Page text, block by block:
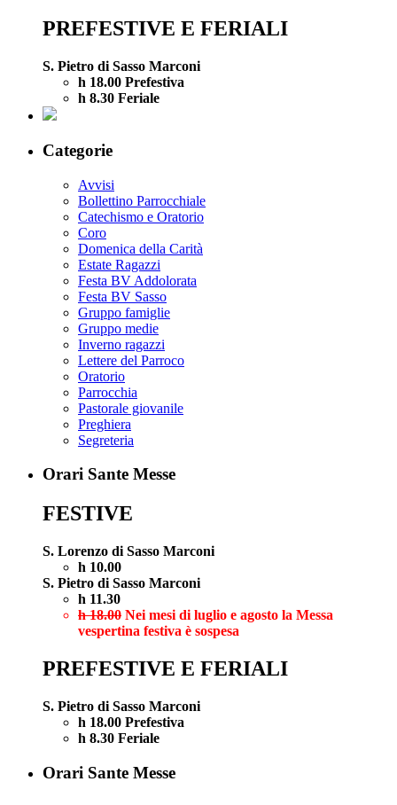
PREFESTIVE E FERIALI
S. Pietro di Sasso Marconi
h 18.00 Prefestiva
h 8.30 Feriale
Categorie
Avvisi
Bollettino Parrocchiale
Catechismo e Oratorio
Coro
Domenica della Carità
Estate Ragazzi
Festa BV Addolorata
Festa BV Sasso
Gruppo famiglie
Gruppo medie
Inverno ragazzi
Lettere del Parroco
Oratorio
Parrocchia
Pastorale giovanile
Preghiera
Segreteria
Orari Sante Messe
FESTIVE
S. Lorenzo di Sasso Marconi
h 10.00
S. Pietro di Sasso Marconi
h 11.30
h 18.00 Nei mesi di luglio e agosto la Messa
vespertina festiva è sospesa
PREFESTIVE E FERIALI
S. Pietro di Sasso Marconi
h 18.00 Prefestiva
h 8.30 Feriale
Orari Sante Messe